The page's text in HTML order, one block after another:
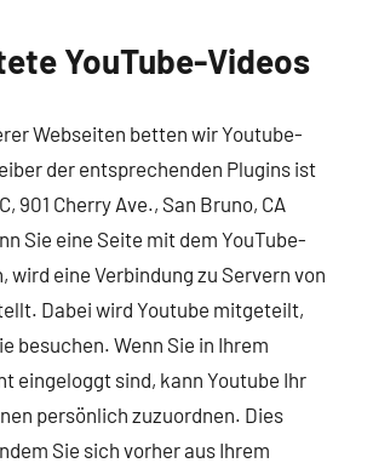
YouTube-Videos
Webseiten betten wir Youtube-
der entsprechenden Plugins ist
901 Cherry Ave., San Bruno, CA
Sie eine Seite mit dem YouTube-
wird eine Verbindung zu Servern von
Dabei wird Youtube mitgeteilt,
besuchen. Wenn Sie in Ihrem
eingeloggt sind, kann Youtube Ihr
persönlich zuzuordnen. Dies
Sie sich vorher aus Ihrem